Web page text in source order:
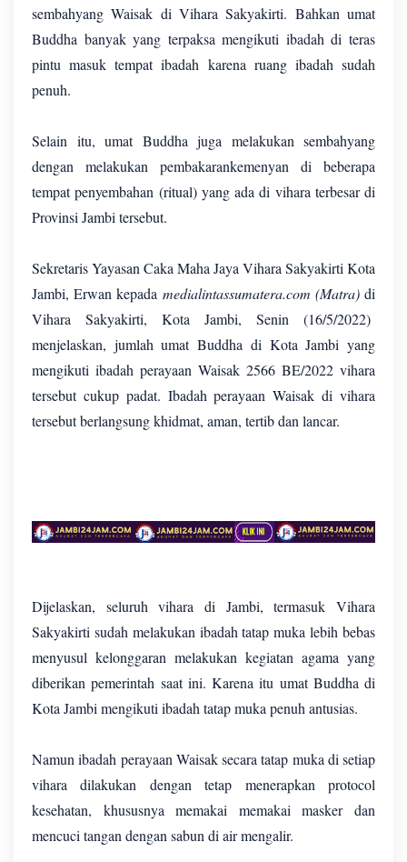
sembahyang Waisak di Vihara Sakyakirti. Bahkan umat
Buddha banyak yang terpaksa mengikuti ibadah di teras
pintu masuk tempat ibadah karena ruang ibadah sudah
penuh.
Selain itu, umat Buddha juga melakukan sembahyang
dengan melakukan pembakarankemenyan di beberapa
tempat penyembahan (ritual) yang ada di vihara terbesar di
Provinsi Jambi tersebut.
Sekretaris Yayasan Caka Maha Jaya Vihara Sakyakirti Kota
Jambi, Erwan kepada medialintassumatera.com (Matra)di
Vihara Sakyakirti, Kota Jambi, Senin (16/5/2022)
menjelaskan, jumlah umat Buddha di Kota Jambi yang
mengikuti ibadah perayaan Waisak 2566 BE/2022 vihara
tersebut cukup padat. Ibadah perayaan Waisak di vihara
tersebut berlangsung khidmat, aman, tertib dan lancar.
Dijelaskan, seluruh vihara di Jambi, termasuk Vihara
Sakyakirti sudah melakukan ibadah tatap muka lebih bebas
menyusul kelonggaran melakukan kegiatan agama yang
diberikan pemerintah saat ini. Karena itu umat Buddha di
Kota Jambi mengikuti ibadah tatap muka penuh antusias.
Namun ibadah perayaan Waisak secara tatap muka di setiap
vihara dilakukan dengan tetap menerapkan protocol
kesehatan, khususnya memakai memakai masker dan
mencuci tangan dengan sabun di air mengalir.